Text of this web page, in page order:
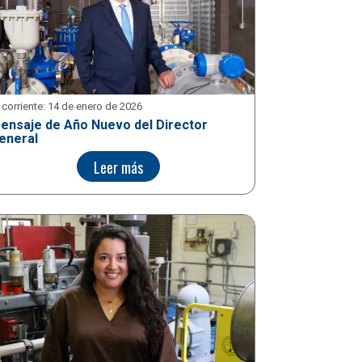
14 de enero de 2026
de Año Nuevo del Director
Leer más